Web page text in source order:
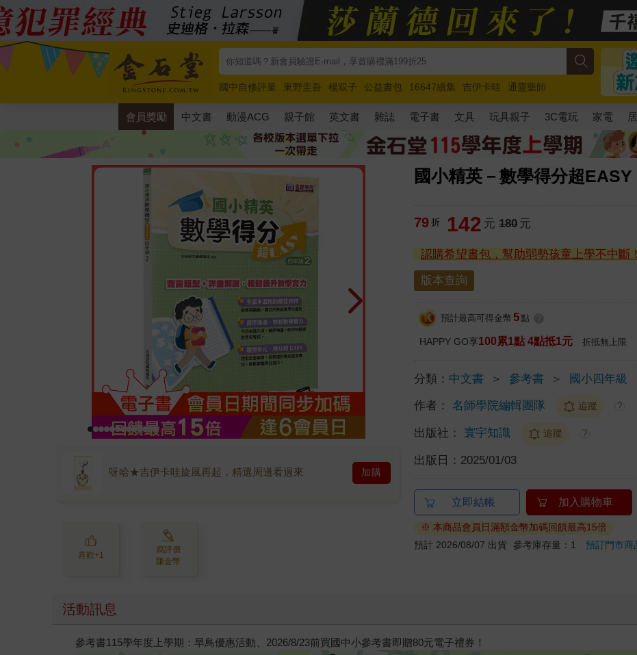
國中自修評量 東野圭吾 楊双子 公益書包 16647續集 吉伊卡哇
通靈藥師
唯紅花綻放
奧德賽 路邊攤新作 馬斯克 玩具總動員5 超慢跑
會員獎勵 中文書 動漫ACG 親子館 英文書 雜誌 電子書 文具 玩具親子 3C電玩 家電
國小精英－數學得分超EASY
呀哈★吉伊卡哇旋風再起，精選周邊看過來 加購
喜歡+1
寫評價
賺金幣
79 折 142 元 180 元
認購希望書包，幫助弱勢孩童上學不中斷！
版本查詢
預計最高可得金幣 5 點
HAPPY GO享100累1點 4點抵1元 折抵無上限
分類： 中文書 ＞ 參考書 ＞ 國小四年級
作者： 名師學院編輯團隊 追蹤 ?
出版社： 寰宇知識 追蹤 ?
出版日： 2025/01/03
立即結帳 加入購物車
※ 本商品會員日滿額金幣加碼回饋最高15倍
預計 2026/08/07 出貨 參考庫存量：1預訂門市商
活動訊息
參考書115學年度上學期：早鳥優惠活動、2026/8/23前買國中小參考書即贈80元電子禮券！